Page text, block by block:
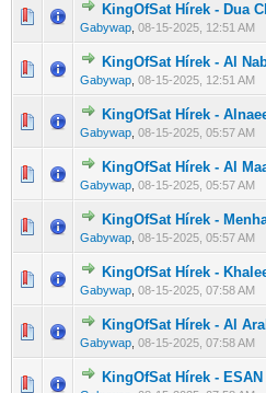
KingOfSat Hírek - Dua
Gabywap 08-15-2025, 12:51 AM
0 Szavazat - 0 / 5
123
KingOfSat Hírek - Al
Gabywap 08-15-2025, 12:51 AM
0 Szavazat - 0 / 5
123
KingOfSat Hírek -
Gabywap 08-15-2025, 05:57 AM
0 Szavazat - 0 / 5
123
KingOfSat Hírek - Al
Gabywap 08-15-2025, 05:57 AM
0 Szavazat - 0 / 5
123
KingOfSat Hírek -
Gabywap 08-15-2025, 05:57 AM
0 Szavazat - 0 / 5
123
KingOfSat Hírek -
Gabywap 08-15-2025, 07:58 AM
0 Szavazat - 0 / 5
123
KingOfSat Hírek - Al
Gabywap 08-15-2025, 07:58 AM
0 Szavazat - 0 / 5
123
KingOfSat Hírek -
0 Szavazat - 0 / 5
123